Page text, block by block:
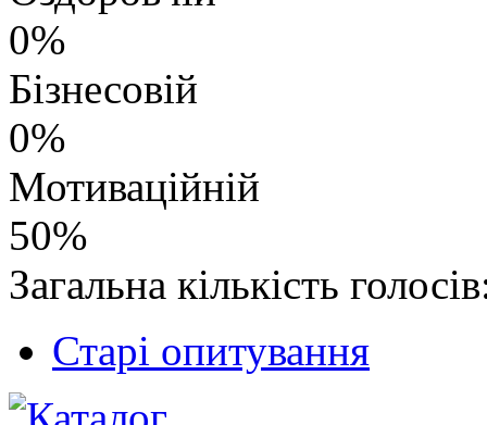
0%
Бізнесовій
0%
Мотиваційній
50%
Загальна кількість
Старі опитування